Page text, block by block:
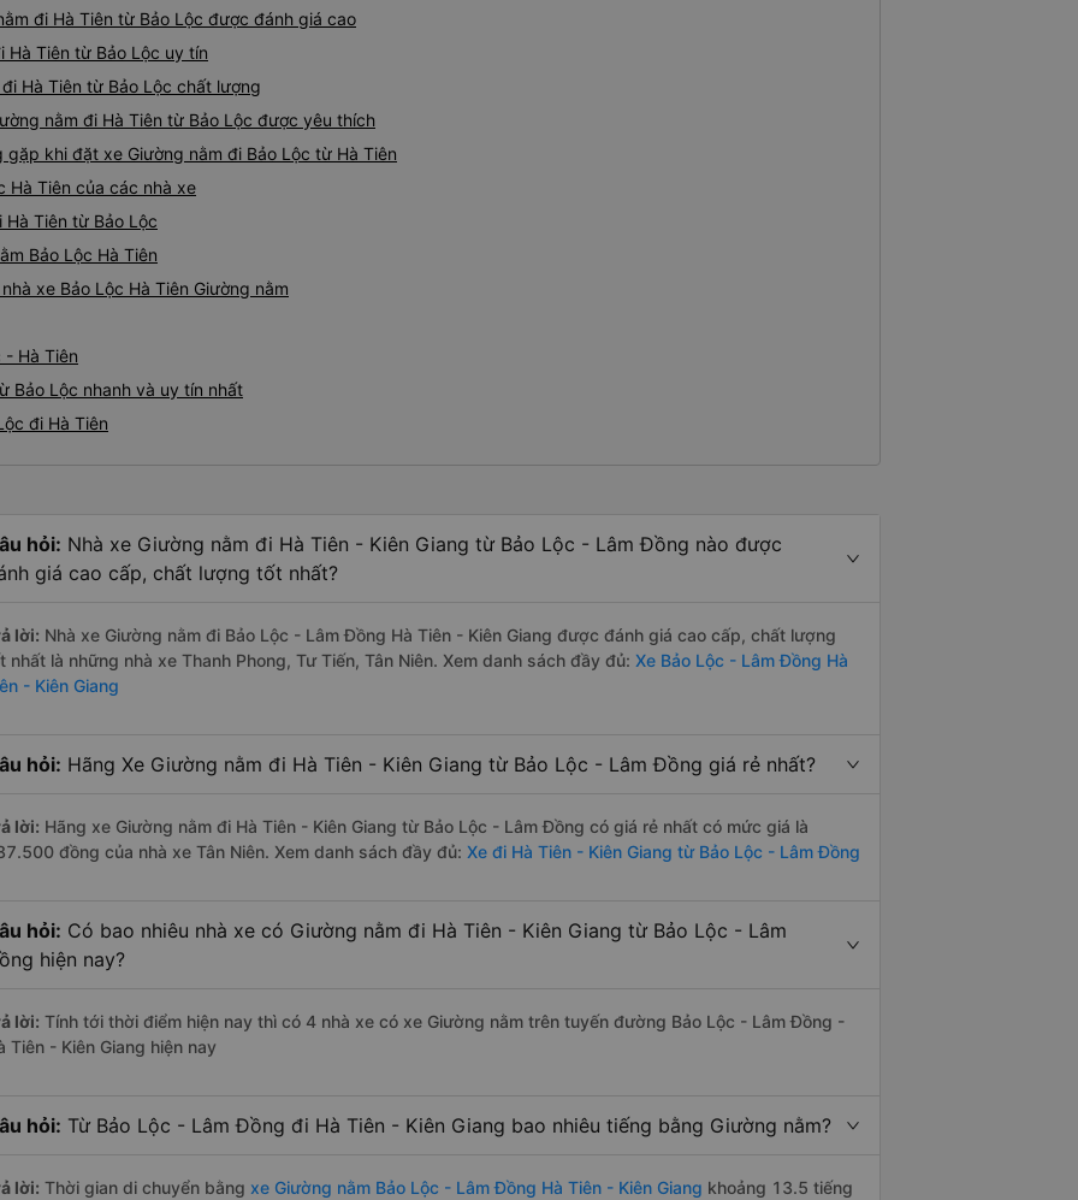
đi Hà Tiên từ Bảo Lộc được đánh giá cao
Hà Tiên từ Bảo Lộc uy tín
Hà Tiên từ Bảo Lộc chất lượng
nằm đi Hà Tiên từ Bảo Lộc được yêu thích
khi đặt xe Giường nằm đi Bảo Lộc từ Hà Tiên
Hà Tiên của các nhà xe
Tiên từ Bảo Lộc
Bảo Lộc Hà Tiên
xe Bảo Lộc Hà Tiên Giường nằm
Hà Tiên
Bảo Lộc nhanh và uy tín nhất
đi Hà Tiên
hỏi: Nhà xe Giường nằm đi Hà Tiên - Kiên Giang từ Bảo Lộc - Lâm Đồng nào được
giá cao cấp, chất lượng tốt nhất?
lời: Nhà xe Giường nằm đi Bảo Lộc - Lâm Đồng Hà Tiên - Kiên Giang được đánh giá cao cấp, chất lượng
nhất là những nhà xe Thanh Phong, Tư Tiến, Tân Niên. Xem danh sách đầy đủ: Xe Bảo Lộc - Lâm Đồng Hà
- Kiên Giang
hỏi: Hãng Xe Giường nằm đi Hà Tiên - Kiên Giang từ Bảo Lộc - Lâm Đồng giá rẻ nhất?
lời: Hãng xe Giường nằm đi Hà Tiên - Kiên Giang từ Bảo Lộc - Lâm Đồng có giá rẻ nhất có mức giá là
đồng của nhà xe Tân Niên. Xem danh sách đầy đủ: Xe đi Hà Tiên - Kiên Giang từ Bảo Lộc - Lâm Đồng
hỏi: Có bao nhiêu nhà xe có Giường nằm đi Hà Tiên - Kiên Giang từ Bảo Lộc - Lâm
hiện nay?
lời: Tính tới thời điểm hiện nay thì có 4 nhà xe có xe Giường nằm trên tuyến đường Bảo Lộc - Lâm Đồng -
Tiên - Kiên Giang hiện nay
hỏi: Từ Bảo Lộc - Lâm Đồng đi Hà Tiên - Kiên Giang bao nhiêu tiếng bằng Giường nằm?
lời: Thời gian di chuyển bằng xe Giường nằm Bảo Lộc - Lâm Đồng Hà Tiên - Kiên Giang khoảng 13.5 tiếng